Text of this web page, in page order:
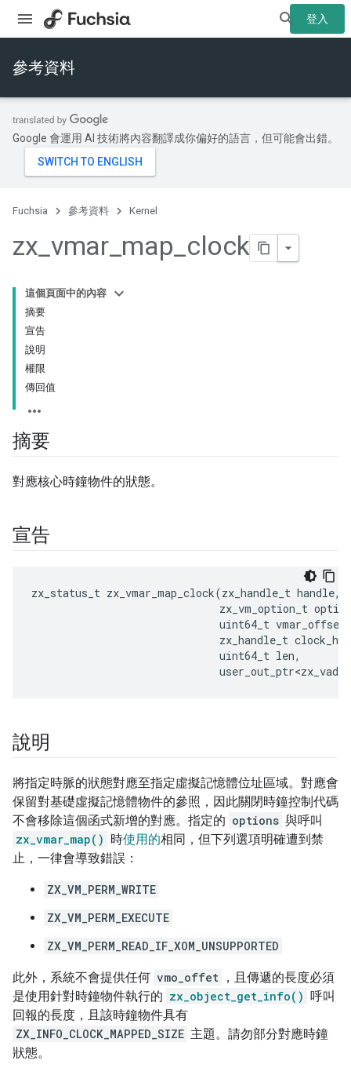
登入
參考資料
Google 會運用 AI 技術將內容翻譯成你偏好的語言，但可能會出錯。
Fuchsia 參考資料 Kernel
zx_vmar_map_clock
這個頁面中的內容
摘要
宣告
說明
權限
傳回值
摘要
對應核心時鐘物件的狀態。
宣告
zx_status_t zx_vmar_map_clock(zx_handle_t handle,
zx_vm_option_t
uint64_t vmar_offset
zx_handle_t
uint64_t len,
說明
將指定時脈的狀態對應至指定虛擬記憶體位址區域。對應會
保留對基礎虛擬記憶體物件的參照，因此關閉時鐘控制代碼
不會移除這個函式新增的對應。指定的 options 與呼叫
zx_vmar_map() 時使用的相同，但下列選項明確遭到禁
止，一律會導致錯誤：
ZX_VM_PERM_WRITE
ZX_VM_PERM_EXECUTE
ZX_VM_PERM_READ_IF_XOM_UNSUPPORTED
此外，系統不會提供任何 vmo_offet ，且傳遞的長度必須
是使用針對時鐘物件執行的 zx_object_get_info() 呼叫
回報的長度，且該時鐘物件具有
ZX_INFO_CLOCK_MAPPED_SIZE 主題。請勿部分對應時鐘
狀態。